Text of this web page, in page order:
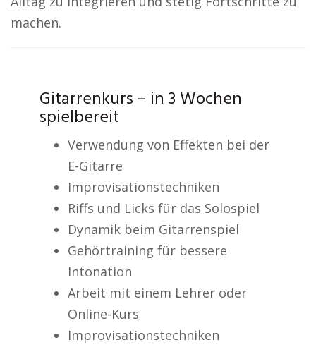
machen.
Gitarrenkurs – in 3 Wochen
spielbereit
Verwendung von Effekten bei der
E-Gitarre
Improvisationstechniken
Riffs und Licks für das Solospiel
Dynamik beim Gitarrenspiel
Gehörtraining für bessere
Intonation
Arbeit mit einem Lehrer oder
Online-Kurs
Improvisationstechniken